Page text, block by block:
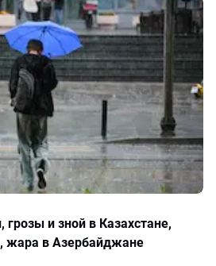
и зной в Казахстане,
жара в Азербайджане